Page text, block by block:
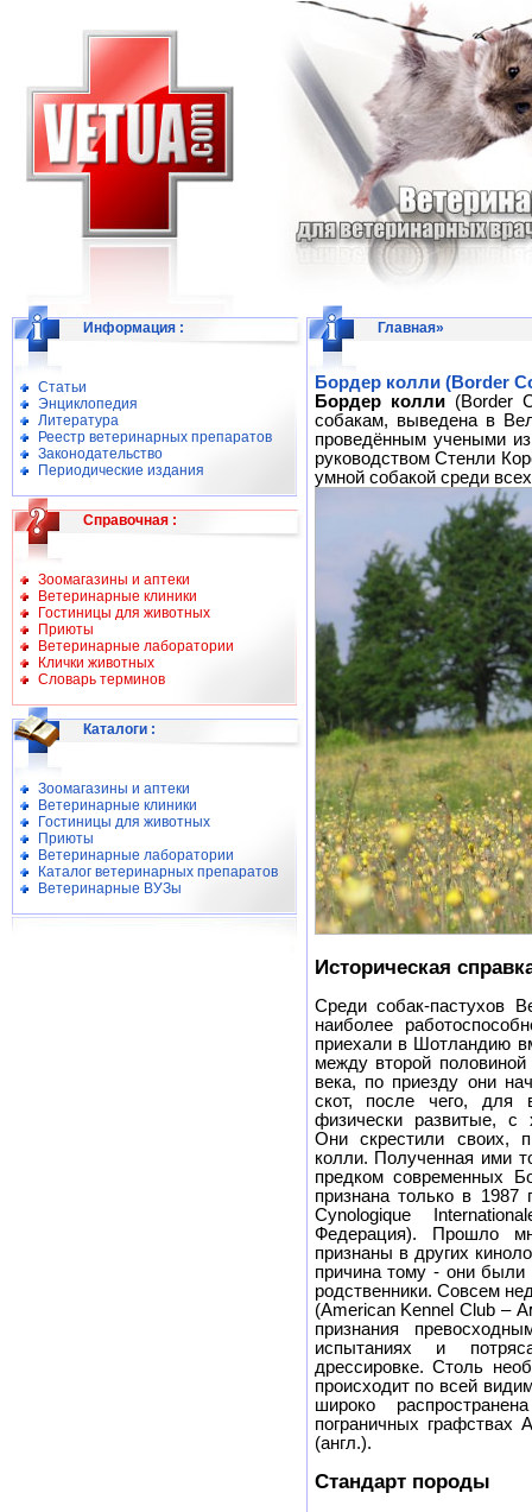
Информация :
Статьи
Энциклопедия
Литература
Реестр ветеринарных препаратов
Законодательство
Периодические издания
Справочная :
Зоомагазины и аптеки
Ветеринарные клиники
Гостиницы для животных
Приюты
Ветеринарные лаборатории
Клички животных
Словарь терминов
Каталоги :
Зоомагазины и аптеки
Ветеринарные клиники
Гостиницы для животных
Приюты
Ветеринарные лаборатории
Каталог ветеринарных препаратов
Ветеринарные ВУЗы
Главная»
Бордер колли (Border
Бордер колли(Border
собакам, выведена в
проведённым учеными
руководством Стенли
умной собакой среди
Историческая
Среди собак-пастухов
наиболее
приехали в Шотландию
между второй
века, по приезду они
скот, после чего, для
физически развитые, с
Они скрестили своих,
колли. Полученная ими
предком современных
признана только в 1987
Cynologique
Федерация). Прошло
признаны в других
причина тому - они
родственники. Совсем
(American Kennel Club –
признания
испытаниях и
дрессировке. Столь
происходит по всей
широко
пограничных графствах
(англ.).
Стандарт породы